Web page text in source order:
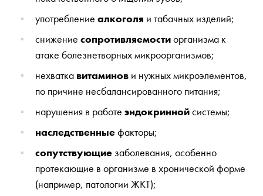
употребление алкоголя и табачных изделий;
снижение сопротивляемостиорганизма к
атаке болезнетворных микроорганизмов;
нехватка витаминов и нужных микроэлементов,
по причине несбалансированного питания;
нарушения в работе эндокриннойсистемы;
наследственныефакторы;
сопутствующие заболевания, особенно
протекающие в организме в хронической форме
(например, патологии ЖКТ);